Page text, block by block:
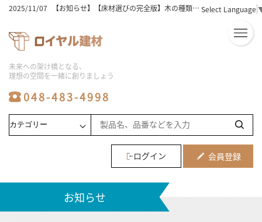
2025/11/07
【お知らせ】【床材選びの完全版】木の種類と特徴を徹底解説！
2025/11/07 【お知らせ】ユニットバスの工事費用込み相場を徹底解説！安く抑えるコツは？
2025/11/07
【お知らせ】フローリングの種類と床材の選び方！おすすめのポイントを徹底解説
2025/11/07 【お知らせ】【激安】シャワーユニットを徹底比較！人気商品と選び方のコツ
2025/11/07
【お知らせ】【必見】シャワーユニットの人気メーカー徹底比較！
2025/11/06
【お知らせ】【保存版】システムバス価格の比較とおすすめ商品ランキング
2025/08/06 【お知らせ】ユニットバスの工事の費用相場と工期｜安くする方法や事例も解説
2025/08/06 【お知らせ】床材の種類は何がある？価格・特徴と部屋別に選び方も解説
2025/08/06
【お知らせ】【メーカー別】フロアタイルの特徴を比較！最適な選び方も紹介
2025/08/06 【お知らせ】ユニットバス施工の費用相場と価格変動要因など業者向けに解説
【お知らせ】システムバスのサイズ選びで施主の不安を解消する提案方法を紹介
【お知らせ】浴室リフォームの費用相場や劣化のサイン5つを解説
【お知らせ】水回り工事やリフォームの費用相場と住みながら進めるメリットなど解説
2023/10/21 【お知らせ】メーカー倉庫への直接お引き取りに関しまして
【お知らせ】ゴールデンウィーク休業のお知らせ
【お知らせ】2025～2026年年末年始休暇期間・ご注文に関しまして
Select Language
未来への架け橋となる、
理想の空間を一緒に創りましょう
048-483-4998
ログイン 会員登録
お知らせ